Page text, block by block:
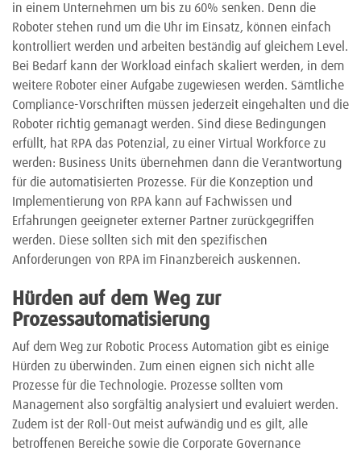
in einem Unternehmen um bis zu 60% senken. Denn die
Roboter stehen rund um die Uhr im Einsatz, können einfach
kontrolliert werden und arbeiten beständig auf gleichem Level.
Bei Bedarf kann der Workload einfach skaliert werden, in dem
weitere Roboter einer Aufgabe zugewiesen werden. Sämtliche
Compliance-Vorschriften müssen jederzeit eingehalten und die
Roboter richtig gemanagt werden. Sind diese Bedingungen
erfüllt, hat RPA das Potenzial, zu einer Virtual Workforce zu
werden: Business Units übernehmen dann die Verantwortung
für die automatisierten Prozesse. Für die Konzeption und
Implementierung von RPA kann auf Fachwissen und
Erfahrungen geeigneter externer Partner zurückgegriffen
werden. Diese sollten sich mit den spezifischen
Anforderungen von RPA im Finanzbereich auskennen.
Hürden auf dem Weg zur
Prozessautomatisierung
Auf dem Weg zur Robotic Process Automation gibt es einige
Hürden zu überwinden. Zum einen eignen sich nicht alle
Prozesse für die Technologie. Prozesse sollten vom
Management also sorgfältig analysiert und evaluiert werden.
Zudem ist der Roll-Out meist aufwändig und es gilt, alle
betroffenen Bereiche sowie die Corporate Governance